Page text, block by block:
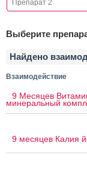
Выберите
Найдено
Взаимодействие
9 Месяцев
минеральный
9 месяцев Калия